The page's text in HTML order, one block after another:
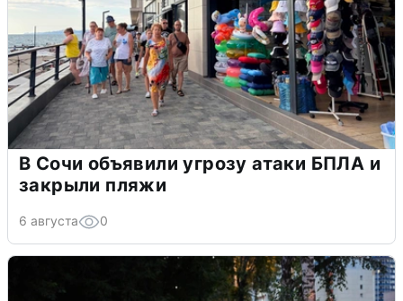
В Сочи объявили угрозу атаки БПЛА и
закрыли пляжи
6 августа 0